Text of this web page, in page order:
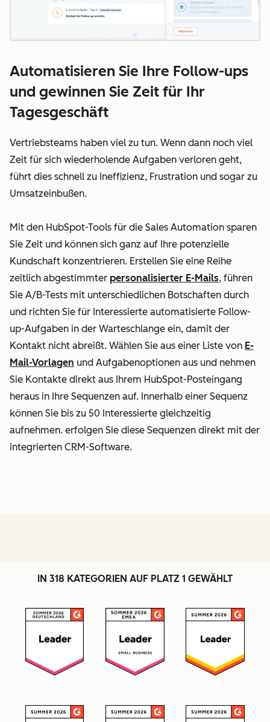
Automatisieren Sie Ihre Follow-ups
und gewinnen Sie Zeit für Ihr
Tagesgeschäft
Vertriebsteams haben viel zu tun. Wenn dann noch viel
Zeit für sich wiederholende Aufgaben verloren geht,
führt dies schnell zu Ineffizienz, Frustration und sogar zu
Umsatzeinbußen.
Mit den HubSpot-Tools für die Sales Automation sparen
Sie Zeit und können sich ganz auf Ihre potenzielle
Kundschaft konzentrieren. Erstellen Sie eine Reihe
zeitlich abgestimmter personalisierter E-Mails, führen
Sie A/B-Tests mit unterschiedlichen Botschaften durch
und richten Sie für Interessierte automatisierte Follow-
up-Aufgaben in der Warteschlange ein, damit der
Kontakt nicht abreißt. Wählen Sie aus einer Liste von E-
Mail-Vorlagen und Aufgabenoptionen aus und nehmen
Sie Kontakte direkt aus Ihrem HubSpot-Posteingang
heraus in Ihre Sequenzen auf. Innerhalb einer Sequenz
können Sie bis zu 50 Interessierte gleichzeitig
aufnehmen. erfolgen Sie diese Sequenzen direkt mit der
integrierten CRM-Software.
IN 318 KATEGORIEN AUF PLATZ 1 GEWÄHLT